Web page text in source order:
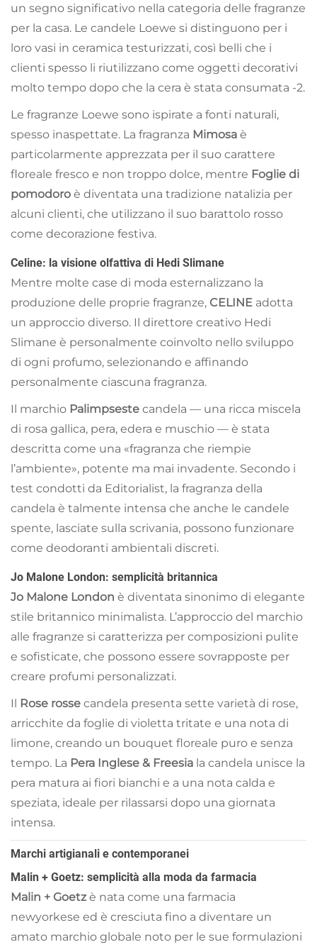
un segno significativo nella categoria delle fragranze
per la casa. Le candele Loewe si distinguono per i
loro vasi in ceramica testurizzati, così belli che i
clienti spesso li riutilizzano come oggetti decorativi
molto tempo dopo che la cera è stata consumata -2.
Le fragranze Loewe sono ispirate a fonti naturali,
spesso inaspettate. La fragranza Mimosa è
particolarmente apprezzata per il suo carattere
floreale fresco e non troppo dolce, mentre Foglie di
pomodoro è diventata una tradizione natalizia per
alcuni clienti, che utilizzano il suo barattolo rosso
come decorazione festiva.
Celine: la visione olfattiva di Hedi Slimane
Mentre molte case di moda esternalizzano la
produzione delle proprie fragranze, CELINE adotta
un approccio diverso. Il direttore creativo Hedi
Slimane è personalmente coinvolto nello sviluppo
di ogni profumo, selezionando e affinando
personalmente ciascuna fragranza.
Il marchio Palimpseste candela — una ricca miscela
di rosa gallica, pera, edera e muschio — è stata
descritta come una «fragranza che riempie
l’ambiente», potente ma mai invadente. Secondo i
test condotti da Editorialist, la fragranza della
candela è talmente intensa che anche le candele
spente, lasciate sulla scrivania, possono funzionare
come deodoranti ambientali discreti.
Jo Malone London: semplicità britannica
Jo Malone London è diventata sinonimo di elegante
stile britannico minimalista. L’approccio del marchio
alle fragranze si caratterizza per composizioni pulite
e sofisticate, che possono essere sovrapposte per
creare profumi personalizzati.
Il Rose rosse candela presenta sette varietà di rose,
arricchite da foglie di violetta tritate e una nota di
limone, creando un bouquet floreale puro e senza
tempo. La Pera Inglese & Freesia la candela unisce la
pera matura ai fiori bianchi e a una nota calda e
speziata, ideale per rilassarsi dopo una giornata
intensa.
Marchi artigianali e contemporanei
Malin + Goetz: semplicità alla moda da farmacia
Malin + Goetz è nata come una farmacia
newyorkese ed è cresciuta fino a diventare un
amato marchio globale noto per le sue formulazioni